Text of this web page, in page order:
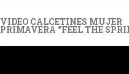
VIDEO CALCETINES MUJER
PRIMAVERA “FEEL THE